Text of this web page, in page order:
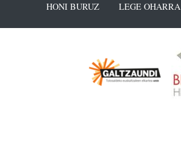
HONI BURUZ LEGE OHARRA